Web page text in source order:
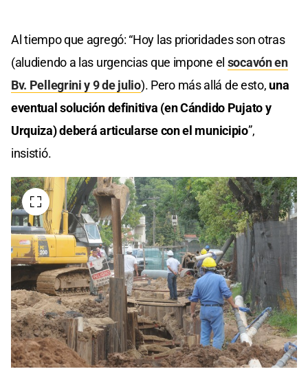
Al tiempo que agregó: “Hoy las prioridades son otras
(aludiendo a las urgencias que impone el socavón en
Bv. Pellegrini y 9 de julio). Pero más allá de esto, una
eventual solución definitiva (en Cándido Pujato y
Urquiza) deberá articularse con el municipio”,
insistió.